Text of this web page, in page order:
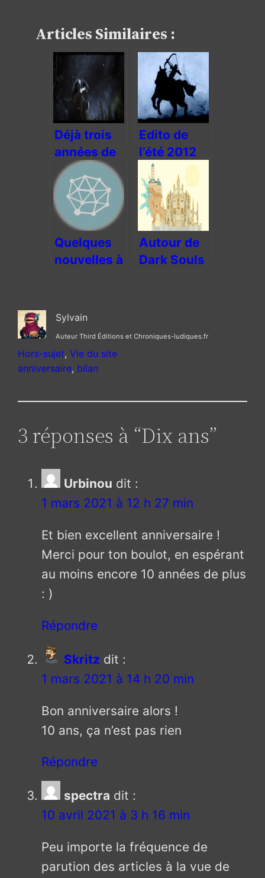
Articles Similaires :
Déjà trois
années de
bons et
loyaux
services !
Edito de
l’été 2012
Quelques
nouvelles à
Autour de
Dark Souls
Sylvain
Auteur Third Éditions et Chroniques-ludiques.fr
Hors-sujet, Vie du site
anniversaire, bilan
3 réponses à “Dix ans”
Urbinou dit :
1 mars 2021 à 12 h 27 min
Et bien excellent anniversaire !
Merci pour ton boulot, en espérant
au moins encore 10 années de plus
: )
Répondre
Skritz dit :
1 mars 2021 à 14 h 20 min
Bon anniversaire alors !
10 ans, ça n’est pas rien
Répondre
spectra dit :
10 avril 2021 à 3 h 16 min
Peu importe la fréquence de
parution des articles à la vue de